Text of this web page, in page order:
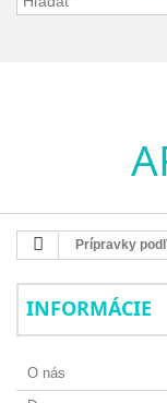
Prípravky
INFORMÁCIE
O nás